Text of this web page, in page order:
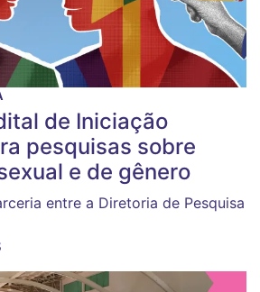
de Iniciação
pesquisas sobre
e de gênero
entre a Diretoria de Pesquisa